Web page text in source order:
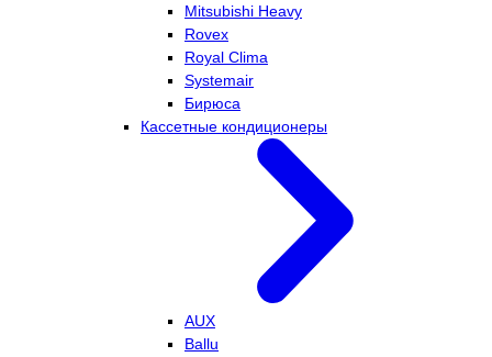
Mitsubishi Heavy
Rovex
Royal Clima
Systemair
Бирюса
Кассетные кондиционеры
AUX
Ballu